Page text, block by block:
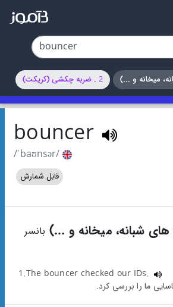
2 . ضربه چکشی (کریکت)
bouncer
/ˈbaʊnsər/
قابل شمارش
شبانه، میخانه و ...) بانسر
1.The bouncer checked our IDs.